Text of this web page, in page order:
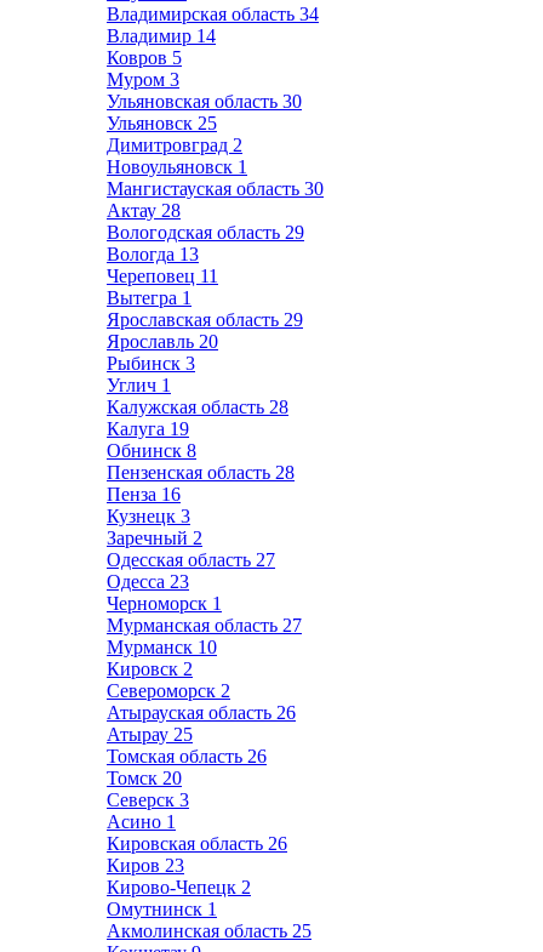
Владимирская область 34
Владимир 14
Ковров 5
Муром 3
Ульяновская область 30
Ульяновск 25
Димитровград 2
Новоульяновск 1
Мангистауская область 30
Актау 28
Вологодская область 29
Вологда 13
Череповец 11
Вытегра 1
Ярославская область 29
Ярославль 20
Рыбинск 3
Углич 1
Калужская область 28
Калуга 19
Обнинск 8
Пензенская область 28
Пенза 16
Кузнецк 3
Заречный 2
Одесская область 27
Одесса 23
Черноморск 1
Мурманская область 27
Мурманск 10
Кировск 2
Североморск 2
Атырауская область 26
Атырау 25
Томская область 26
Томск 20
Северск 3
Асино 1
Кировская область 26
Киров 23
Кирово-Чепецк 2
Омутнинск 1
Акмолинская область 25